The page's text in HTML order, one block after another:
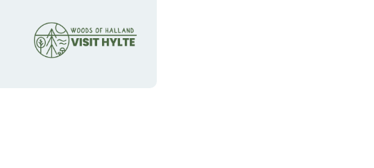
Organisaation
logotyyppi